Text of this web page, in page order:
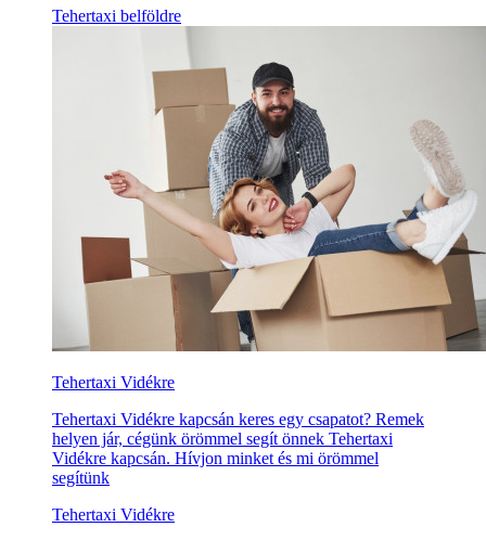
Tehertaxi belföldre
Tehertaxi Vidékre
Tehertaxi Vidékre kapcsán keres egy csapatot? Remek
helyen jár, cégünk örömmel segít önnek Tehertaxi
Vidékre kapcsán. Hívjon minket és mi örömmel
segítünk
Tehertaxi Vidékre